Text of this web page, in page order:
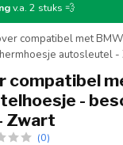
v.a. 2 stuks 💨
compatibel met
autosleutel -
compatibel
-
Zwart
(0)